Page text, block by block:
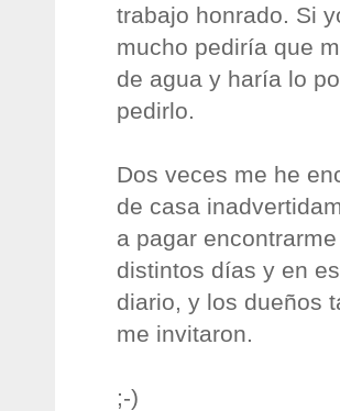
trabajo honrado. Si
mucho pediría que
de agua y haría lo
pedirlo.
Dos veces me he
de casa
a pagar
distintos días y en
diario, y los dueños
me invitaron.
;-)